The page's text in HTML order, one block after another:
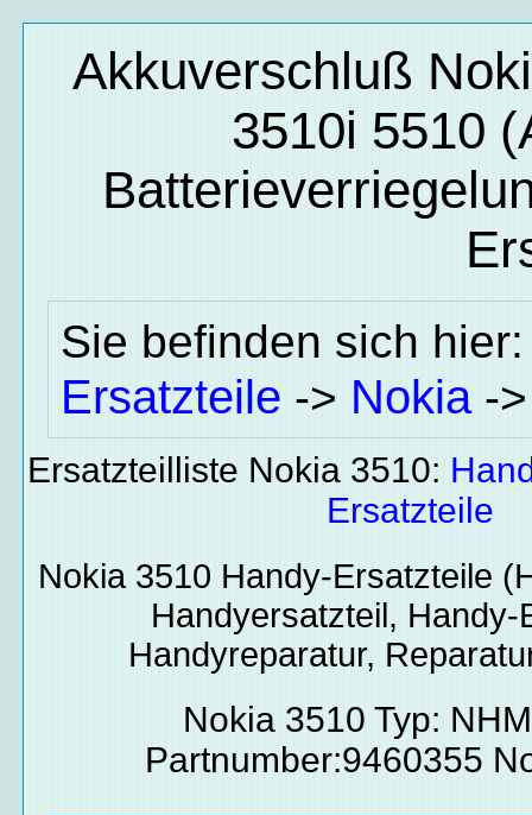
Akkuverschluß
3510i 5510
Sie befinden sich
Ersatzteile -> Nokia-
Ersatzteilliste Nokia 3510:
Ersatzteile
Nokia 3510 Handy-Ersatzteile
Handyersatzteil, Handy-
Handyreparatur,
Nokia 3510 Typ:
Partnumber:9460355